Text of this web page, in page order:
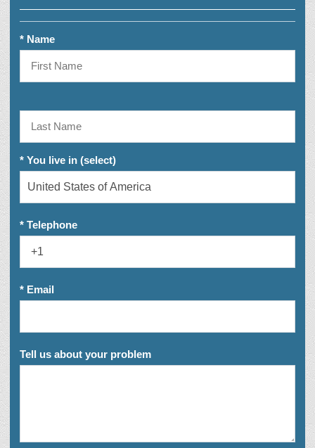
* Name
* You live in (select)
* Telephone
* Email
Tell us about your problem